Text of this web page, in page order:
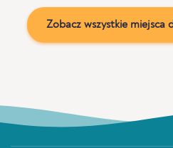
Zobacz wszystkie miejsca